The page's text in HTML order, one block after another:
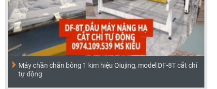
Máy chần chăn bông 1 kim hiệu Qiujing, model DF-8T cắt chỉ
tự động